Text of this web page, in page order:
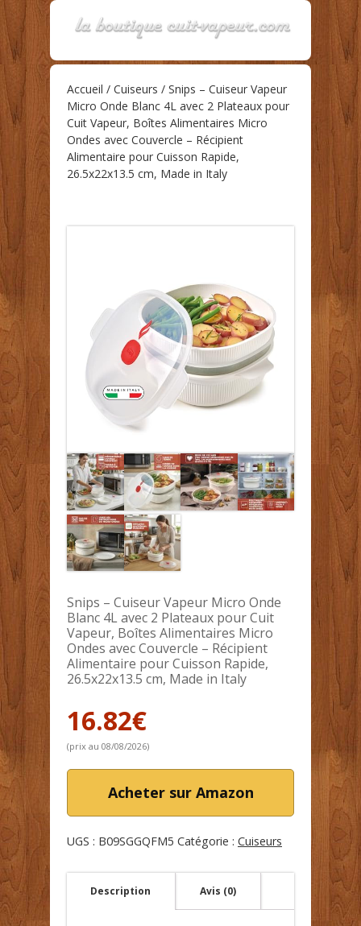
Accueil / Cuiseurs / Snips – Cuiseur Vapeur
Micro Onde Blanc 4L avec 2 Plateaux pour
Cuit Vapeur, Boîtes Alimentaires Micro
Ondes avec Couvercle – Récipient
Alimentaire pour Cuisson Rapide,
26.5x22x13.5 cm, Made in Italy
Snips – Cuiseur Vapeur Micro Onde
Blanc 4L avec 2 Plateaux pour Cuit
Vapeur, Boîtes Alimentaires Micro
Ondes avec Couvercle – Récipient
Alimentaire pour Cuisson Rapide,
26.5x22x13.5 cm, Made in Italy
16.82€
(prix au 08/08/2026)
Acheter sur Amazon
UGS : B09SGGQFM5 Catégorie : Cuiseurs
Description Avis (0)